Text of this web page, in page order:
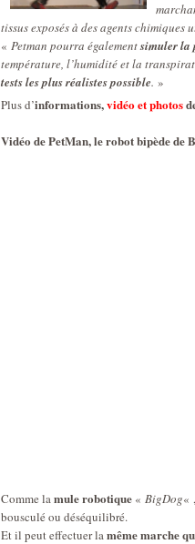
tissus exposés à des agents chimiques
« Petman pourra égalementsimuler la
température, l’humidité et la
tests les plus réalistes possible. »
Plus d’informations,vidéo et photos
Vidéo de PetMan, le robot bipède de
Comme lamule robotique « BigDog«
bousculé ou déséquilibré.
Et il peut effectuer lamême marche